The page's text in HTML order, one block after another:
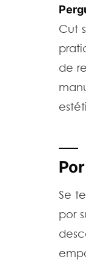
Cut
de
Se
por